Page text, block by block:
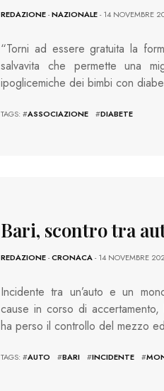
REDAZIONE-NAZIONALE- 14 NOVEMBRE
“Torni ad essere gratuita la
salvavita che permette una
ipoglicemiche dei bimbi con
TAGS: #ASSOCIAZIONE #DIABETE
Bari, scontro tra
REDAZIONE-CRONACA- 14 NOVEMBRE
Incidente tra un’auto e un
cause in corso di
ha perso il controllo del mezzo
TAGS: #AUTO #BARI #INCIDENTE #